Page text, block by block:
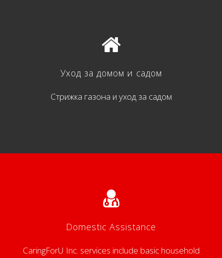
Уход за домом и садом
Стрижка газона и уход за садом
Domestic Assistance
CaringForU Inc. services include basic household